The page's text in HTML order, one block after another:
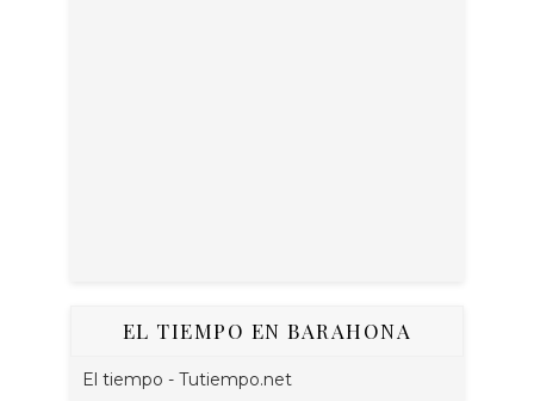
EL TIEMPO EN BARAHONA
El tiempo - Tutiempo.net